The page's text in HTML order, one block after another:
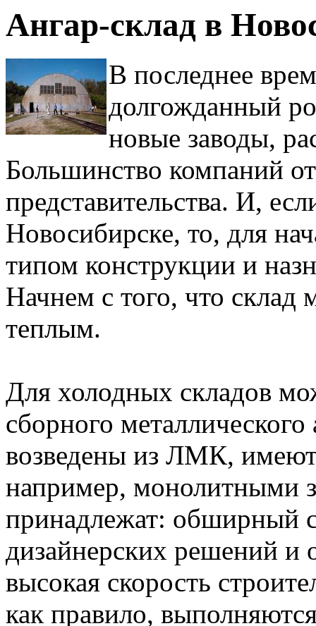
Ангар-склад в
В последнее
долгожданный
новые заводы,
Большинство компаний
представительства. И,
Новосибирске, то, для
типом конструкции и
Начнем с того, что
теплым.
Для холодных складов
сборного
возведены из ЛМК,
например, монолитными
принадлежат: обширный
дизайнерских решений и
высокая скорость
как правило,